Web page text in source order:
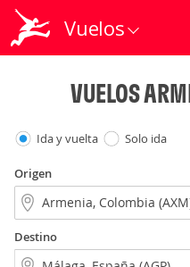
Vuelos
VUELOS
Ida y vuelta Solo ida
Origen
Destino